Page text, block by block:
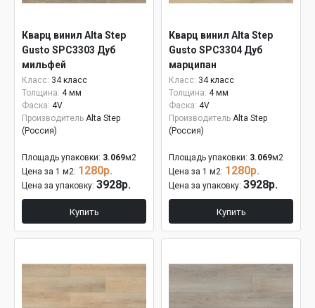
Кварц винил Alta Step
Gusto SPC3303 Дуб
мильфей
Класс: 34 класс
Толщина: 4 мм
Фаска: 4V
Производитель Alta Step
(Россия)
Площадь упаковки: 3.069м2
Цена за 1 м2: 1280р.
Цена за упаковку: 3928р.
Купить
Кварц винил Alta Step
Gusto SPC3304 Дуб
марципан
Класс: 34 класс
Толщина: 4 мм
Фаска: 4V
Производитель Alta Step
(Россия)
Площадь упаковки: 3.069м2
Цена за 1 м2: 1280р.
Цена за упаковку: 3928р.
Купить